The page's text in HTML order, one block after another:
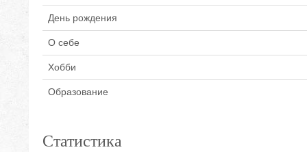
День рождения
О себе
Хобби
Образование
Статистика